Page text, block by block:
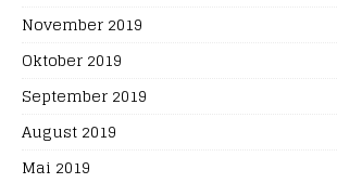
November 2019
Oktober 2019
September 2019
August 2019
Mai 2019